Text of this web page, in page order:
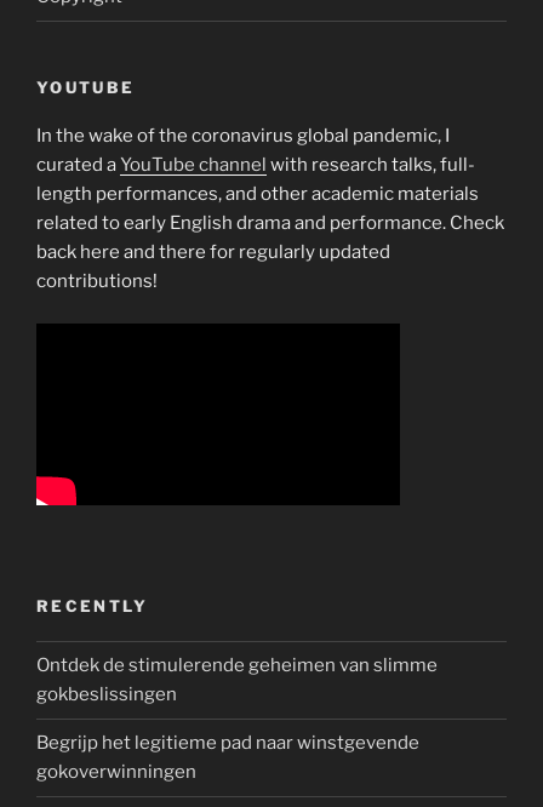
YOUTUBE
In the wake of the coronavirus global pandemic, I
curated aYouTube channel with research talks, full-
length performances, and other academic materials
related to early English drama and performance. Check
back here and there for regularly updated
contributions!
RECENTLY
Ontdek de stimulerende geheimen van slimme
gokbeslissingen
Begrijp het legitieme pad naar winstgevende
gokoverwinningen